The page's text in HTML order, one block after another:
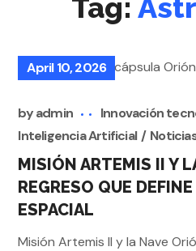
Tag:
April 10, 2026
byadmin
Innovación
Inteligencia Artificial
MISIÓN ARTEMIS II Y
REGRESO QUE
ESPACIAL
Misión Artemis II y la Nave